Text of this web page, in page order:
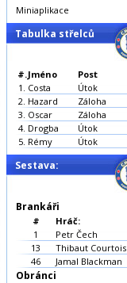
Miniaplikace
Tabulka střelců
#.Jméno Post
1. Costa Útok
2. Hazard Záloha
3. Oscar Záloha
4. Drogba Útok
5. Rémy Útok
Sestava:
Brankáři
#
Hráč:
1
Petr Čech
13
Thibaut Courtois
46
Jamal Blackman
Obránci